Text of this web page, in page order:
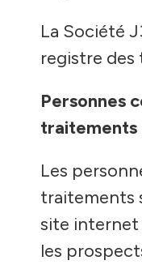
La Société
registre
Personnes
traitements
Les
traitements
site internet
les